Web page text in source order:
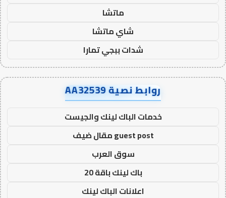
ماتشا
شاي ماتشا
شدات ببجي تمارا
روابط نصية AA32539
خدمات الباك لينك والجيست
guest post مقال ضيف
سوق العرب
باك لينك باقة 20
اعلانات الباك لينك